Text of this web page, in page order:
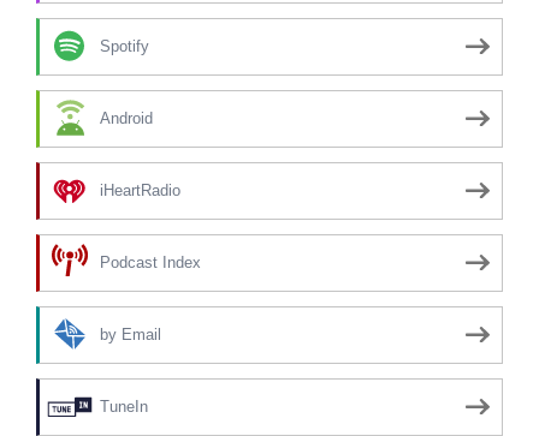
Spotify
Android
iHeartRadio
Podcast Index
by Email
TuneIn